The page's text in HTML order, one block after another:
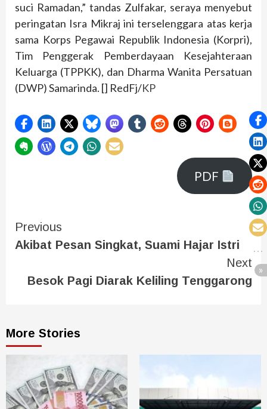
suci Ramadan,” tandas Zulfakar, seraya menyebut
peringatan Isra Mikraj ini terselenggara atas kerja
sama Korps Pegawai Republik Indonesia (Korpri),
Tim Penggerak Pemberdayaan Kesejahteraan
Keluarga (TPPKK), dan Dharma Wanita Persatuan
(DWP) Samarinda. [] RedFj/KP
PDF
Previous
Akibat Pesan Singkat, Suami Hajar Istri
Next
Besok Pagi Diarak Keliling Tenggarong
More Stories